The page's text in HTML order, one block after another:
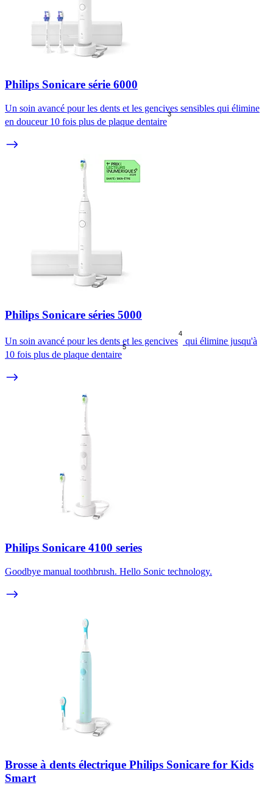
Philips Sonicare série 6000
Un soin avancé pour les dents et les gencives sensibles qui élimine
en douceur 10 fois plus de plaque dentaire
3
Philips Sonicare séries 5000
Un soin avancé pour les dents et les gencives
4
qui élimine jusqu'à
10 fois plus de plaque dentaire
5
Philips Sonicare 4100 series
Goodbye manual toothbrush. Hello Sonic technology.
Brosse à dents électrique Philips Sonicare for Kids
Smart